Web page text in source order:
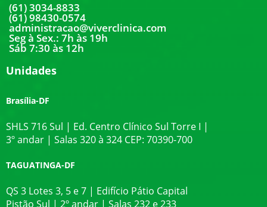
(61) 3034-8833
(61) 98430-0574
administracao@viverclinica.com
Seg à Sex.: 7h às 19h
Sáb 7:30 às 12h
Unidades
Brasília-DF
SHLS 716 Sul | Ed. Centro Clínico Sul Torre I |
3º andar | Salas 320 à 324 CEP: 70390-700
TAGUATINGA-DF
QS 3 Lotes 3, 5 e 7 | Edifício Pátio Capital
Pistão Sul | 2º andar | Salas 232 e 233